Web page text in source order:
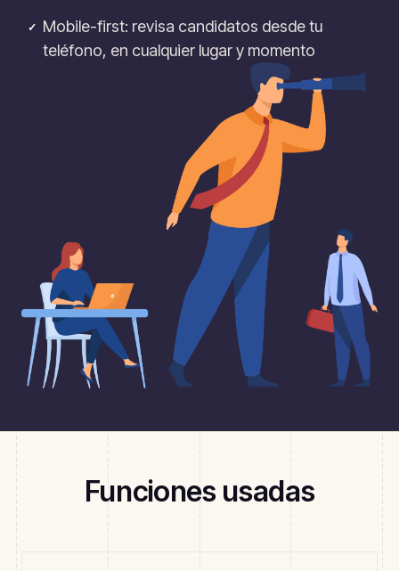
✓ Mobile-first: revisa candidatos desde tu
teléfono, en cualquier lugar y momento
Funciones usadas